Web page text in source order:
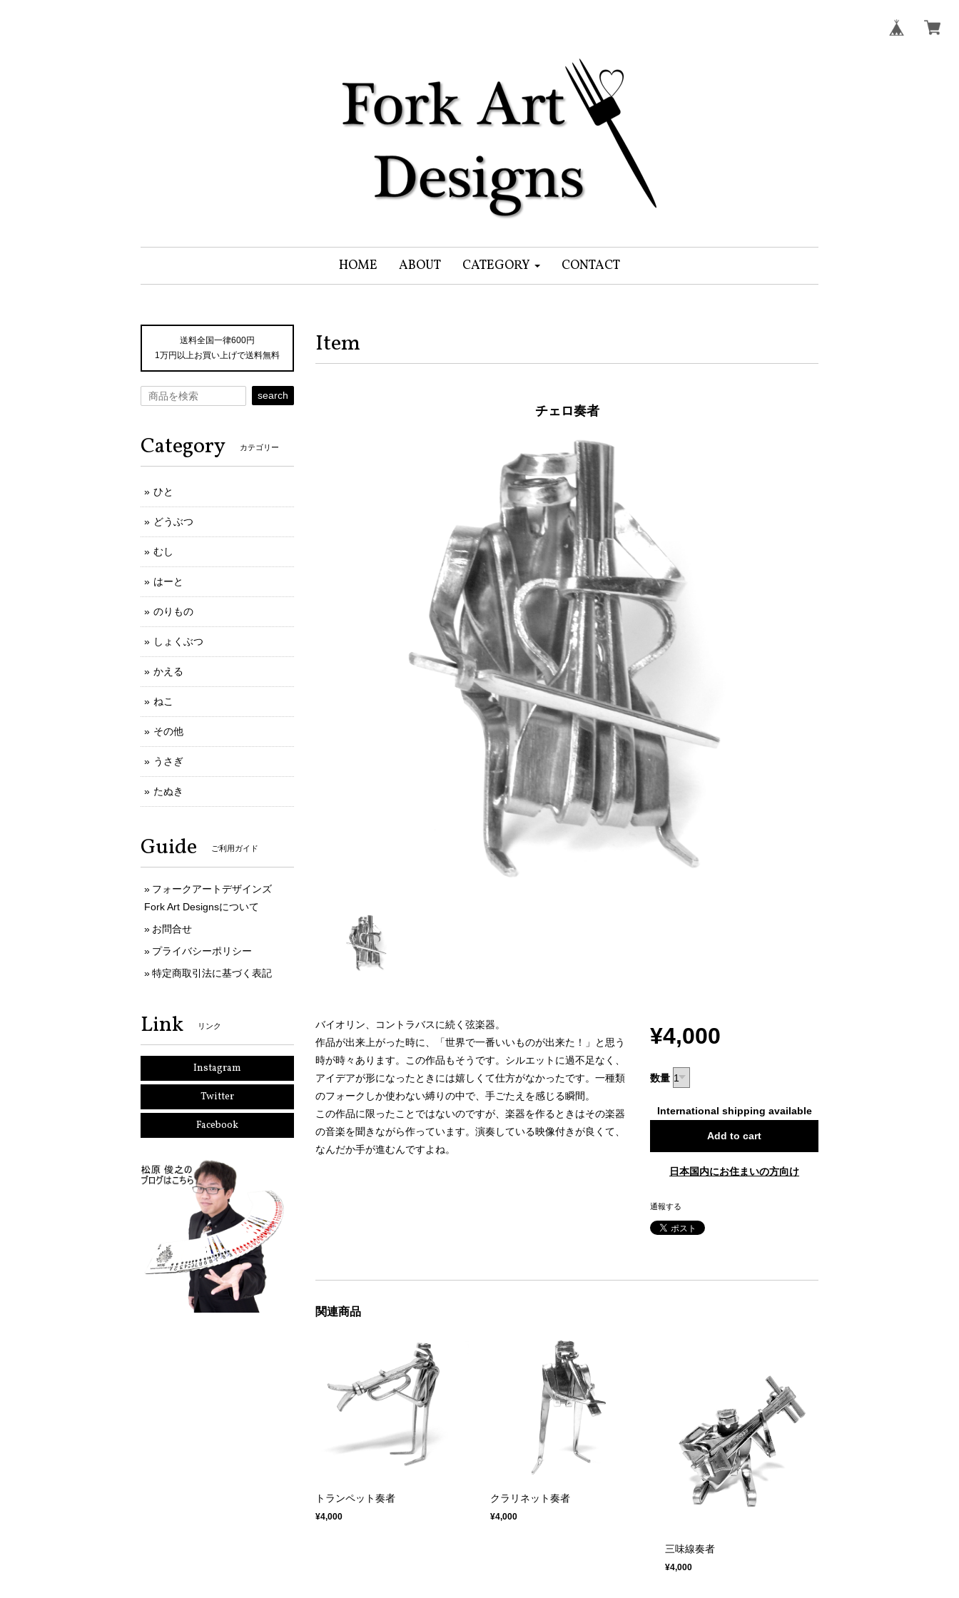
HOME ABOUT CATEGORY CONTACT
Item
チェロ奏者
バイオリン、コントラバスに続く弦楽器。
作品が出来上がった時に、「世界で一番いいものが出来た！」と思う
時が時々あります。この作品もそうです。シルエットに過不足なく、
アイデアが形になったときには嬉しくて仕方がなかったです。一種類
のフォークしか使わない縛りの中で、手ごたえを感じる瞬間。
この作品に限ったことではないのですが、楽器を作るときはその楽器
の音楽を聞きながら作っています。演奏している映像付きが良くて、
なんだか手が進むんですよね。
¥4,000
数量
International shipping available
Add to cart
日本国内にお住まいの方向け
通報する
関連商品
トランペット奏者
¥4,000
クラリネット奏者
¥4,000
三味線奏者
¥4,000
送料全国一律600円
1万円以上お買い上げで送料無料
search
Category カテゴリー
ひと
どうぶつ
むし
はーと
のりもの
しょくぶつ
かえる
ねこ
その他
うさぎ
たぬき
Guide ご利用ガイド
フォークアートデザインズ
Fork Art Designsについて
お問合せ
プライバシーポリシー
特定商取引法に基づく表記
Link リンク
Instagram
Twitter
Facebook